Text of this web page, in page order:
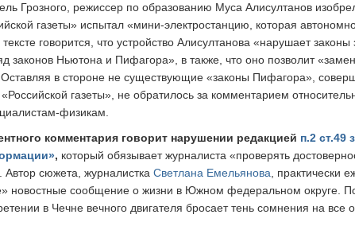
Грозного, режиссер по образованию Муса Алисултанов
газеты» испытал «мини-электростанцию, которая
говорится, что устройство Алисултанова «нарушает законы
законов Ньютона и Пифагора», в также, что оно позволит
Оставляя в стороне не существующие «законы Пифагора»,
газеты», не обратилось за комментарием
физикам.
комментария говорит нарушении редакцией п.2 ст.49
, который обязывает журналиста «проверять
сюжета, журналистка Светлана Емельянова , практически
новостные сообщение о жизни в Южном федеральном округе.
в Чечне вечного двигателя бросает тень сомнения на все